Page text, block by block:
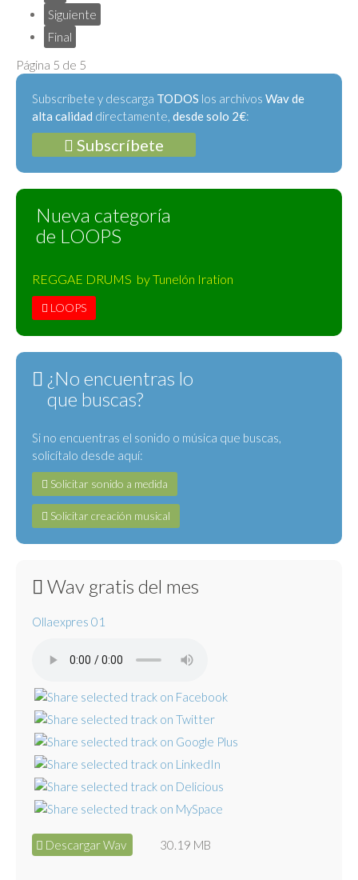
Siguiente
Final
Página 5 de 5
Subscríbete y descarga TODOS los archivos Wav de
alta calidad directamente, desde solo 2€:
Subscríbete
Nueva categoría
de LOOPS
REGGAE DRUMS by Tunelón Iration
LOOPS
¿No encuentras lo
que buscas?
Si no encuentras el sonido o música que buscas,
solicítalo desde aquí:
Solicitar sonido a medida
Solicitar creación musical
Wav gratis del mes
Ollaexpres 01
Descargar Wav 30.19 MB